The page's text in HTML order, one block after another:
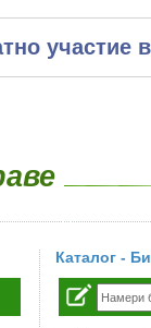
участие
Каталог -